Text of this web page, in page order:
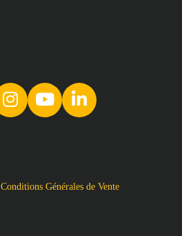
Conditions Générales de Vente